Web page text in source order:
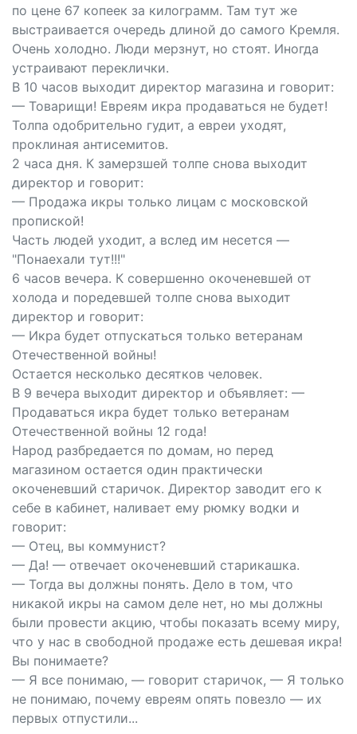
по цене 67 копеек за килограмм. Там тут же
выстраивается очередь длиной до самого Кремля.
Очень холодно. Люди мерзнут, но стоят. Иногда
устраивают переклички.
В 10 часов выходит директор магазина и говорит:
— Товарищи! Евреям икра продаваться не будет!
Толпа одобрительно гудит, а евреи уходят,
проклиная антисемитов.
2 часа дня. К замерзшей толпе снова выходит
директор и говорит:
— Продажа икры только лицам с московской
пропиской!
Часть людей уходит, а вслед им несется —
"Понаехали тут!!!"
6 часов вечера. К совершенно окоченевшей от
холода и поредевшей толпе снова выходит
директор и говорит:
— Икра будет отпускаться только ветеранам
Отечественной войны!
Остается несколько десятков человек.
В 9 вечера выходит директор и объявляет: —
Продаваться икра будет только ветеранам
Отечественной войны 12 года!
Народ разбредается по домам, но перед
магазином остается один практически
окоченевший старичок. Директор заводит его к
себе в кабинет, наливает ему рюмку водки и
говорит:
— Отец, вы коммунист?
— Да! — отвечает окоченевший старикашка.
— Тогда вы должны понять. Дело в том, что
никакой икры на самом деле нет, но мы должны
были провести акцию, чтобы показать всему миру,
что у нас в свободной продаже есть дешевая икра!
Вы понимаете?
— Я все понимаю, — говорит старичок, — Я только
не понимаю, почему евреям опять повезло — их
первых отпустили...